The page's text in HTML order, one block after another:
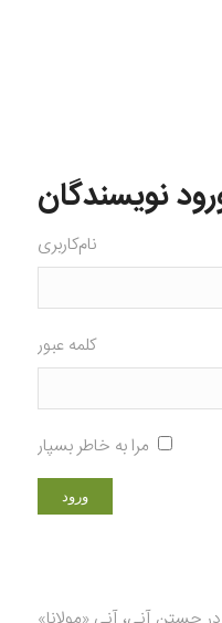
نویسندگان
نام‌کاربری
کلمه عبور
مرا به خاطر بسپار